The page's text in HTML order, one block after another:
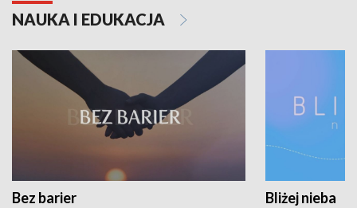
NAUKA I EDUKACJA
Bez barier Bliżej nieba